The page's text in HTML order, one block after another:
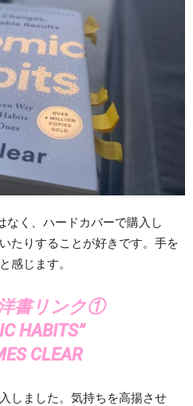
なく、ハードカバーで購入し
たりすることが好きです。手を
感じます。
書リンク①
HABITS”
CLEAR
しました。気持ちを高揚させ